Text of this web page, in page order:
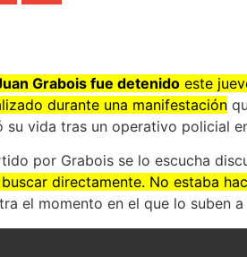
Grabois fue detenido este
durante una manifestación
su vida tras un operativo policial
por Grabois se lo escucha
directamente. No estaba
el momento en el que lo suben